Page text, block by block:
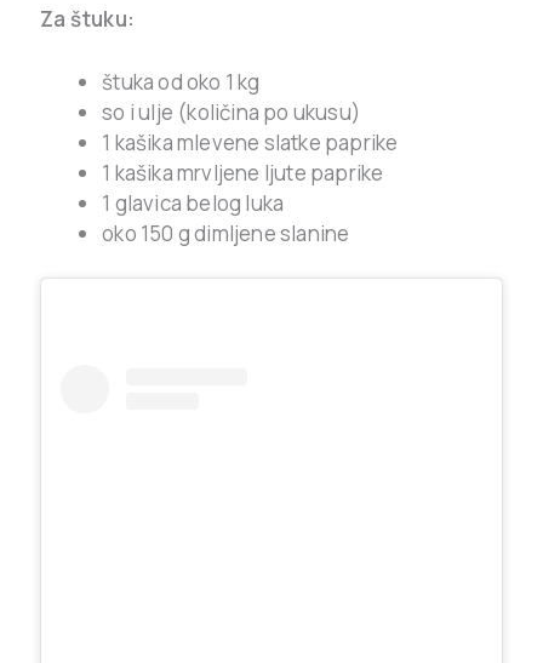
Za štuku:
štuka od oko 1 kg
so i ulje (količina po ukusu)
1 kašika mlevene slatke paprike
1 kašika mrvljene ljute paprike
1 glavica belog luka
oko 150 g dimljene slanine